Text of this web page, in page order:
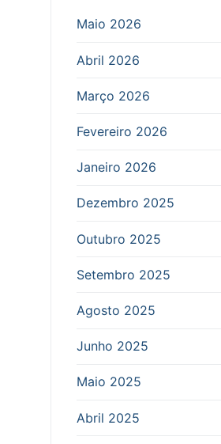
Maio 2026
Abril 2026
Março 2026
Fevereiro 2026
Janeiro 2026
Dezembro 2025
Outubro 2025
Setembro 2025
Agosto 2025
Junho 2025
Maio 2025
Abril 2025